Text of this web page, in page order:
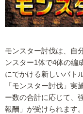
モンスター討伐は、自
ンスター1体で4体の編
にでかける新しいバトル
「モンスター討伐」実
ー数の合計に応じて、
報酬」が受けられます。